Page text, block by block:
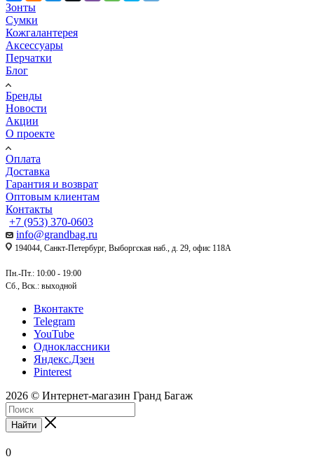
Зонты
Сумки
Кожгалантерея
Аксессуары
Перчатки
Блог
Бренды
Новости
Акции
О проекте
Оплата
Доставка
Гарантия и возврат
Оптовым клиентам
Контакты
+7 (953) 370-0603
info@grandbag.ru
194044, Санкт-Петербург, Выборгская наб., д. 29, офис 118А
Пн.-Пт.: 10:00 - 19:00
Сб., Вск.: выходной
Вконтакте
Telegram
YouTube
Одноклассники
Яндекс.Дзен
Pinterest
2026 © Интернет-магазин Гранд Багаж
Найти
0